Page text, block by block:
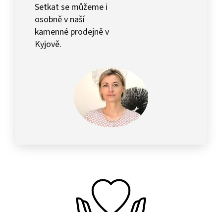
Setkat se můžeme i
osobně v naší
kamenné prodejně v
Kyjově.